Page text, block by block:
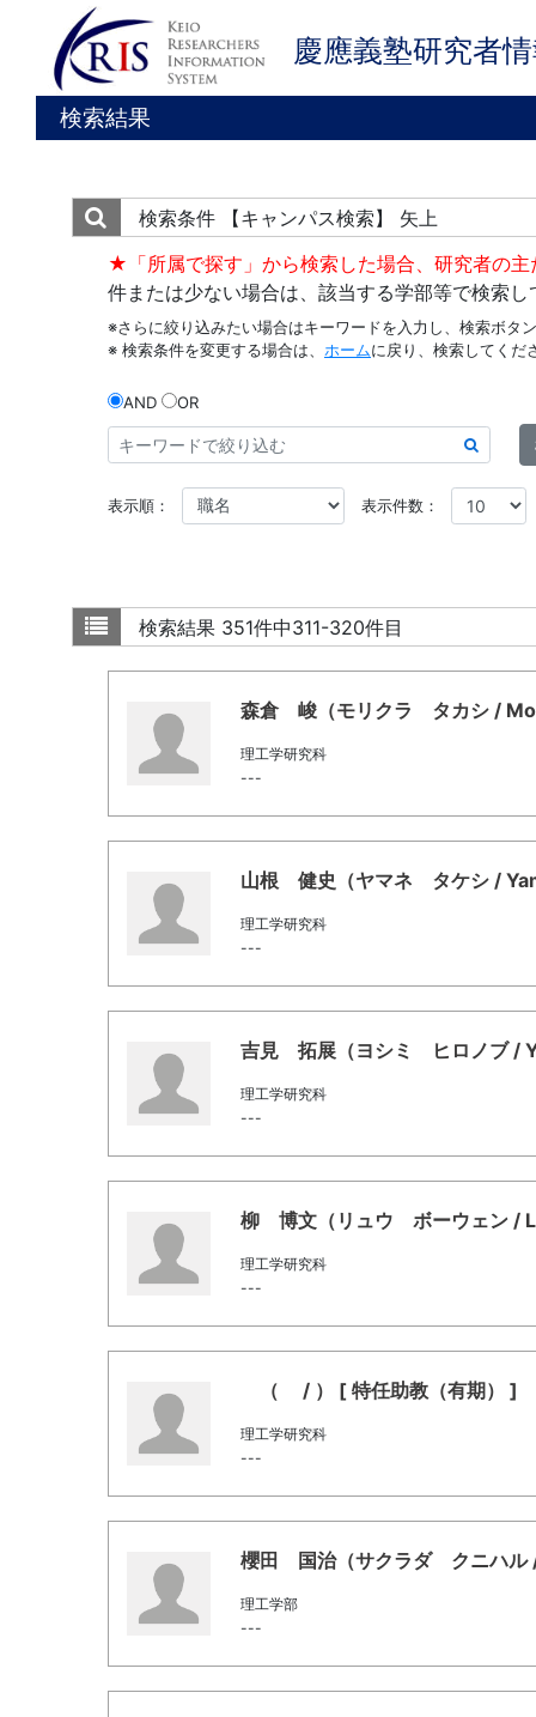
慶應義塾研究者
検索結果
検索条件
【キャンパス検索】 矢上
★「所属で探す」から検索した場合、研究者の
件または少ない場合は、該当する学部等で検索し
※さらに絞り込みたい場合はキーワードを入力し、検索ボタ
※ 検索条件を変更する場合は、 ホームに戻り、検索してくだ
AND OR
表示順： 表示件数：
検索結果 351件中311-320件目
森倉 峻（モリクラ タカシ /
理工学研究科
---
山根 健史（ヤマネ タケシ /
理工学研究科
---
吉見 拓展（ヨシミ ヒロノブ /
理工学研究科
---
柳 博文（リュウ ボーウェン /
理工学研究科
---
（ / ） [ 特任助教（有期） ]
理工学研究科
---
櫻田 国治（サクラダ クニハル
理工学部
---